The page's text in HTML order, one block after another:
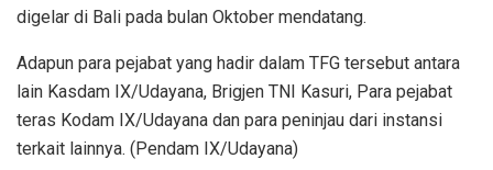
digelar di Bali pada bulan Oktober mendatang.
Adapun para pejabat yang hadir dalam TFG tersebut antara
lain Kasdam IX/Udayana, Brigjen TNI Kasuri, Para pejabat
teras Kodam IX/Udayana dan para peninjau dari instansi
terkait lainnya. (Pendam IX/Udayana)